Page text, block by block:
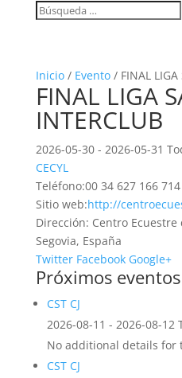
Inicio/ Evento/ FINAL LIGA
FINAL LIGA
INTERCLUB
2026-05-30 - 2026-05-31
CECYL
Teléfono:00 34 627 166 714
Sitio web:http://
Dirección: Centro Ecuestre
Segovia, España
Twitter Facebook Google+
Próximos
CST CJ
2026-08-11 - 2026-08-12
No additional details for
CST CJ